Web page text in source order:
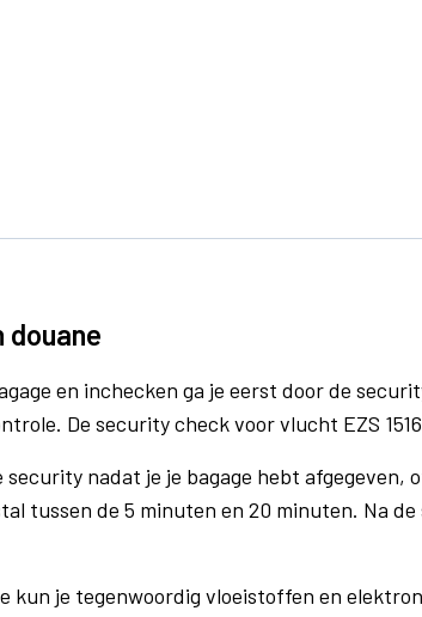
douane
en inchecken ga je eerst door de
De security check voor vlucht EZS
nadat je je bagage hebt afgegeven,
tussen de 5 minuten en 20 minuten. Na
kun je tegenwoordig vloeistoffen en